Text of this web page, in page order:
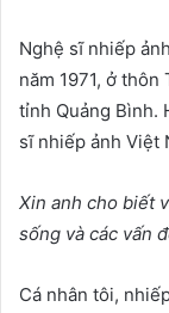
Nghệ sĩ nhiếp
năm 1971, ở
tỉnh Quảng Bình.
sĩ nhiếp ảnh Việt
Xin anh cho biết
sống và các vấn
Cá nhân tôi,